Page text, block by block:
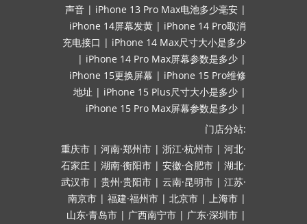
声音 | iPhone 13 Pro Max电池多少毫安 |
iPhone 14屏幕发黄 | iPhone 14 Pro取消
充电接口 | iPhone 14 Max尺寸大小是多少
| iPhone 14 Pro Max屏幕参数是多少 |
iPhone 15更换屏幕 | iPhone 15 Pro维修
地址 | iPhone 15 Plus尺寸大小是多少 |
iPhone 15 Pro Max屏幕参数是多少 |
门店分站:
重庆市 | 河南·郑州市 | 浙江·杭州市 | 河北·
石家庄 | 湖南·衡阳市 | 安徽·合肥市 | 湖北·
武汉市 | 贵州·贵阳市 | 云南·昆明市 | 江苏·
南京市 | 福建·福州市 | 北京市 | 上海市 |
山东·青岛市 | 广西南宁市 | 广东·深圳市 |